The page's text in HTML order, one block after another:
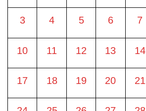
3 4 5 6 7
10 11 12 13 14
17 18 19 20 21